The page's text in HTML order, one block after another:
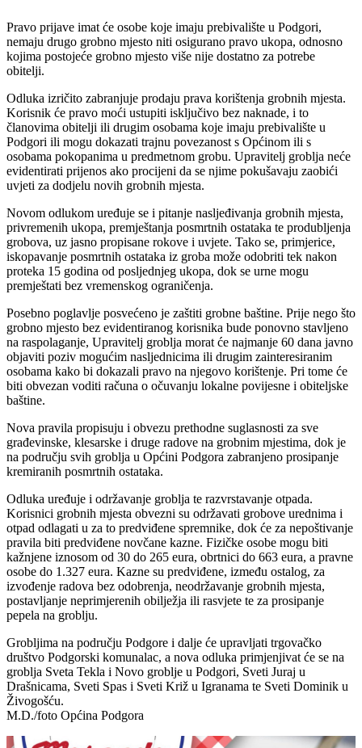
Pravo prijave imat će osobe koje imaju prebivalište u Podgori,
nemaju drugo grobno mjesto niti osigurano pravo ukopa, odnosno
kojima postojeće grobno mjesto više nije dostatno za potrebe
obitelji.
Odluka izričito zabranjuje prodaju prava korištenja grobnih mjesta.
Korisnik će pravo moći ustupiti isključivo bez naknade, i to
članovima obitelji ili drugim osobama koje imaju prebivalište u
Podgori ili mogu dokazati trajnu povezanost s Općinom ili s
osobama pokopanima u predmetnom grobu. Upravitelj groblja neće
evidentirati prijenos ako procijeni da se njime pokušavaju zaobići
uvjeti za dodjelu novih grobnih mjesta.
Novom odlukom uređuje se i pitanje nasljeđivanja grobnih mjesta,
privremenih ukopa, premještanja posmrtnih ostataka te produbljenja
grobova, uz jasno propisane rokove i uvjete. Tako se, primjerice,
iskopavanje posmrtnih ostataka iz groba može odobriti tek nakon
proteka 15 godina od posljednjeg ukopa, dok se urne mogu
premještati bez vremenskog ograničenja.
Posebno poglavlje posvećeno je zaštiti grobne baštine. Prije nego što
grobno mjesto bez evidentiranog korisnika bude ponovno stavljeno
na raspolaganje, Upravitelj groblja morat će najmanje 60 dana javno
objaviti poziv mogućim nasljednicima ili drugim zainteresiranim
osobama kako bi dokazali pravo na njegovo korištenje. Pri tome će
biti obvezan voditi računa o očuvanju lokalne povijesne i obiteljske
baštine.
Nova pravila propisuju i obvezu prethodne suglasnosti za sve
građevinske, klesarske i druge radove na grobnim mjestima, dok je
na području svih groblja u Općini Podgora zabranjeno prosipanje
kremiranih posmrtnih ostataka.
Odluka uređuje i održavanje groblja te razvrstavanje otpada.
Korisnici grobnih mjesta obvezni su održavati grobove urednima i
otpad odlagati u za to predviđene spremnike, dok će za nepoštivanje
pravila biti predviđene novčane kazne. Fizičke osobe mogu biti
kažnjene iznosom od 30 do 265 eura, obrtnici do 663 eura, a pravne
osobe do 1.327 eura. Kazne su predviđene, između ostalog, za
izvođenje radova bez odobrenja, neodržavanje grobnih mjesta,
postavljanje neprimjerenih obilježja ili rasvjete te za prosipanje
pepela na groblju.
Grobljima na području Podgore i dalje će upravljati trgovačko
društvo Podgorski komunalac, a nova odluka primjenjivat će se na
groblja Sveta Tekla i Novo groblje u Podgori, Sveti Juraj u
Drašnicama, Sveti Spas i Sveti Križ u Igranama te Sveti Dominik u
Živogošću.
M.D./foto Općina Podgora